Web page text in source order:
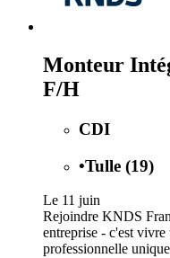
Monteur
F/H
CDI
•Tulle (19)
Le 11 juin
Rejoindre KNDS
entreprise - c'est
professionnelle